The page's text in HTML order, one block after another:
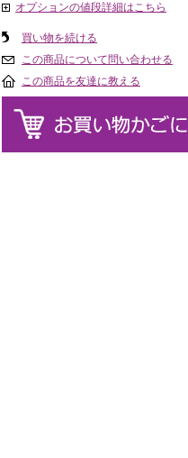
オプションの値段詳細はこちら
買い物を続ける
この商品について問い合わせる
この商品を友達に教える